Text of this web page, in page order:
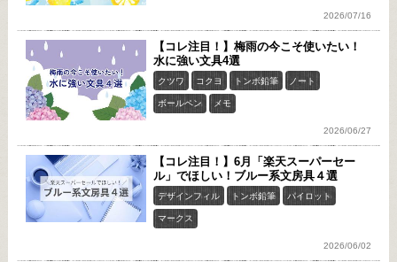
2026/07/16
【コレ注目！】梅雨の今こそ使いたい！
水に強い文具4選
クツワ コクヨ トンボ鉛筆 ノート
ボールペン メモ
2026/06/27
【コレ注目！】6月「楽天スーパーセー
ル」でほしい！ブルー系文房具４選
デザインフィル トンボ鉛筆 パイロット
マークス
2026/06/02